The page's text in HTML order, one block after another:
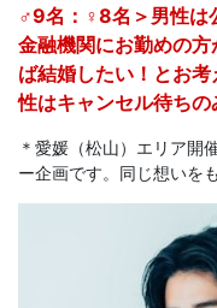
♂9名：♀8名＞男性は
金融機関にお勤めの
ば結婚したい！とお
性はキャンセル待ち
＊愛媛（松山）エリア開
ー企画です。同じ想いを